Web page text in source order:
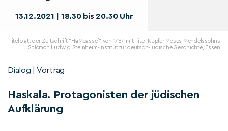
13.12.2021 | 18.30 bis 20.30 Uhr
Titelblatt der Zeitschrift "HaMeassef" von 1784 mit Titel-Kupfer Moses Mendelssohns
Salomon Ludwig Steinheim-Institut für deutsch-jüdische Geschichte, Essen
Dialog | Vortrag
Haskala. Protagonisten der jüdischen
Aufklärung